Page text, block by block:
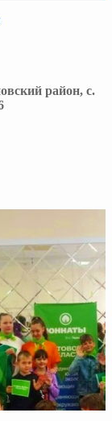
район, с.